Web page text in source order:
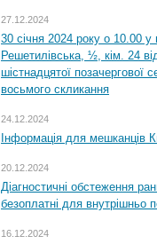
27.12.2024
30 січня 2024 року о 10.00 у
Решетилівська, ½, кім. 24
шістнадцятої позачергової
восьмого скликання
24.12.2024
Інформація для мешканців
20.12.2024
Діагностичні обстеження
безоплатні для внутрішньо
16.12.2024